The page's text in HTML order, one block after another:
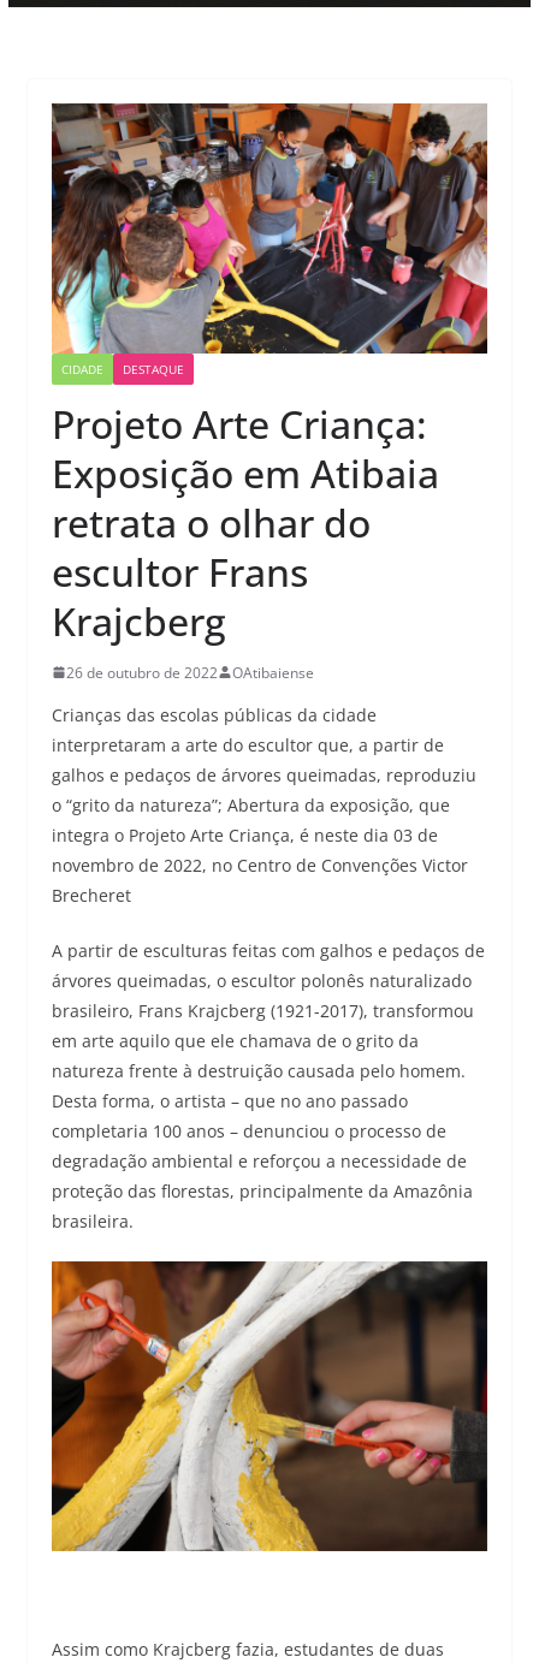
CIDADE DESTAQUE
Projeto Arte Criança:
Exposição em Atibaia
retrata o olhar do
escultor Frans
Krajcberg
26 de outubro de 2022 OAtibaiense
Crianças das escolas públicas da cidade
interpretaram a arte do escultor que, a partir de
galhos e pedaços de árvores queimadas, reproduziu
o “grito da natureza”; Abertura da exposição, que
integra o Projeto Arte Criança, é neste dia 03 de
novembro de 2022, no Centro de Convenções Victor
Brecheret
A partir de esculturas feitas com galhos e pedaços de
árvores queimadas, o escultor polonês naturalizado
brasileiro, Frans Krajcberg (1921-2017), transformou
em arte aquilo que ele chamava de o grito da
natureza frente à destruição causada pelo homem.
Desta forma, o artista – que no ano passado
completaria 100 anos – denunciou o processo de
degradação ambiental e reforçou a necessidade de
proteção das florestas, principalmente da Amazônia
brasileira.
Assim como Krajcberg fazia, estudantes de duas